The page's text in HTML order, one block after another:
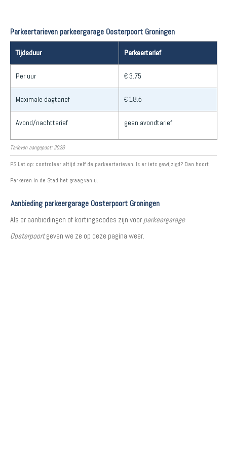
Parkeertarieven parkeergarage Oosterpoort Groningen
Tijdsduur Parkeertarief
Per uur € 3.75
Maximale dagtarief € 18.5
Avond/nachttarief geen avondtarief
Tarieven aangepast: 2026
PS Let op: controleer altijd zelf de parkeertarieven. Is er iets gewijzigd? Dan hoort
Parkeren in de Stad het graag van u.
Aanbieding parkeergarage Oosterpoort Groningen
Als er aanbiedingen of kortingscodes zijn voor parkeergarage
Oosterpoortgeven we ze op deze pagina weer.